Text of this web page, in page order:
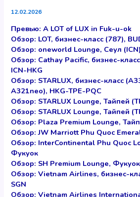
12.02.2026
Превью: A LOT of LUX in Fuk-u-ok
Обзор: LOT, бизнес-класс (787),
Обзор: oneworld Lounge, Сеул (ICN)
Обзор: Cathay Pacific, бизнес-
ICN-HKG
Обзор: STARLUX, бизнес-класс
A321neo), HKG-TPE-PQC
Обзор: STARLUX Lounge, Тайпей
Обзор: STARLUX Lounge, Тайпей
Обзор: Plaza Premium Lounge,
Обзор: JW Marriott Phu Quoc
Обзор: InterContinental Phu Quoc
Фукуок
Обзор: SH Premium Lounge,
Обзор: Vietnam Airlines, бизнес-
SGN
Обзор: Vietnam Airlines